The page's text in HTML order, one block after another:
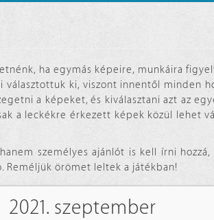
ha egymás képeire, munkáira
ki, viszont innentől minden
a képeket, és kiválasztani azt az
a leckékre érkezett képek közül lehet
személyes ajánlót is kell írni
Reméljük örömet leltek a játékban!
2021. szeptember